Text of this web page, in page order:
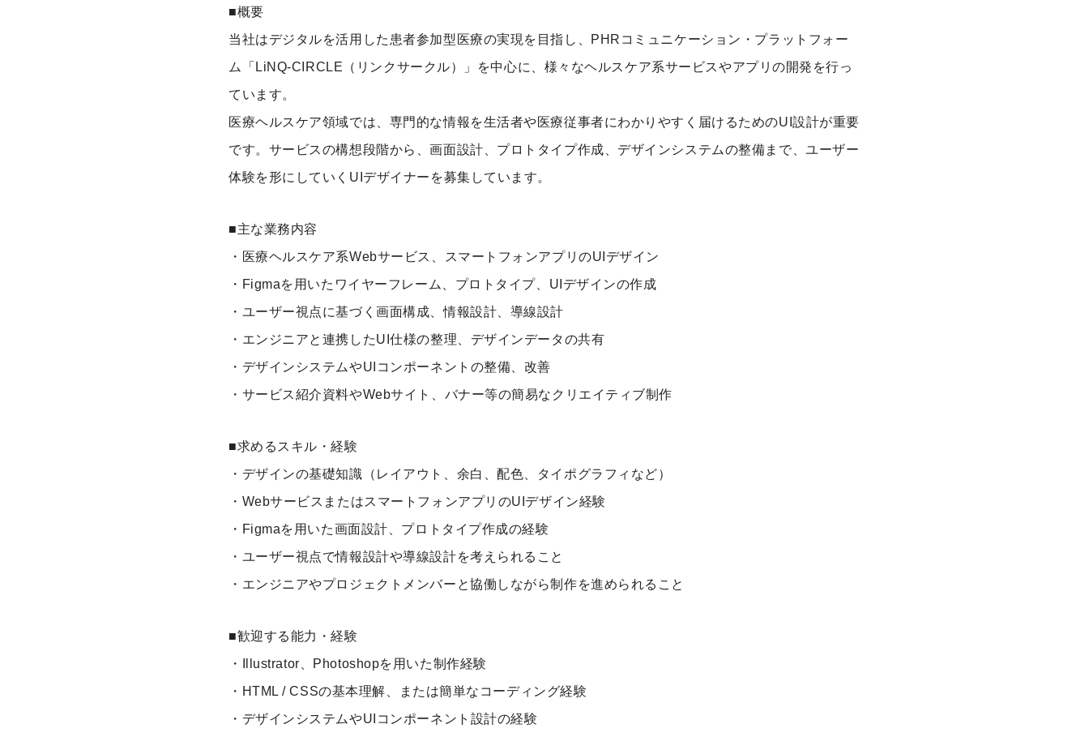
■概要
当社はデジタルを活用した患者参加型医療の実現を目指し、PHRコミュニケーション・プラットフォー
ム「LiNQ-CIRCLE（リンクサークル）」を中心に、様々なヘルスケア系サービスやアプリの開発を行っ
ています。
医療ヘルスケア領域では、専門的な情報を生活者や医療従事者にわかりやすく届けるためのUI設計が重要
です。サービスの構想段階から、画面設計、プロトタイプ作成、デザインシステムの整備まで、ユーザー
体験を形にしていくUIデザイナーを募集しています。
■主な業務内容
・医療ヘルスケア系Webサービス、スマートフォンアプリのUIデザイン
・Figmaを用いたワイヤーフレーム、プロトタイプ、UIデザインの作成
・ユーザー視点に基づく画面構成、情報設計、導線設計
・エンジニアと連携したUI仕様の整理、デザインデータの共有
・デザインシステムやUIコンポーネントの整備、改善
・サービス紹介資料やWebサイト、バナー等の簡易なクリエイティブ制作
■求めるスキル・経験
・デザインの基礎知識（レイアウト、余白、配色、タイポグラフィなど）
・WebサービスまたはスマートフォンアプリのUIデザイン経験
・Figmaを用いた画面設計、プロトタイプ作成の経験
・ユーザー視点で情報設計や導線設計を考えられること
・エンジニアやプロジェクトメンバーと協働しながら制作を進められること
■歓迎する能力・経験
・Illustrator、Photoshopを用いた制作経験
・HTML / CSSの基本理解、または簡単なコーディング経験
・デザインシステムやUIコンポーネント設計の経験